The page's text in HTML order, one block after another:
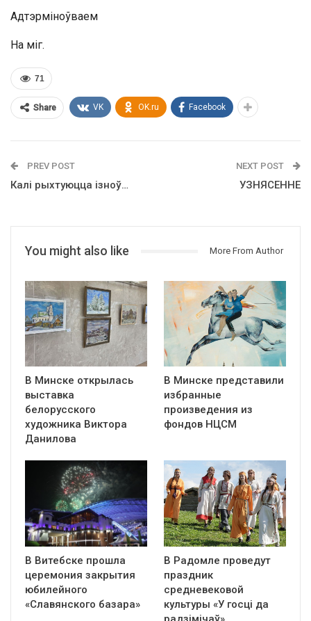
Адтэрміноўваем
На міг.
71
Share VK OK.ru Facebook
PREV POST
Калі рыхтуюцца ізноў…
NEXT POST
УЗНЯСЕННЕ
You might also like More From Author
В Минске открылась
выставка
белорусского
художника Виктора
Данилова
В Минске представили
избранные
произведения из
фондов НЦСМ
В Витебске прошла
церемония закрытия
юбилейного
«Славянского базара»
В Радомле проведут
праздник
средневековой
культуры «У госці да